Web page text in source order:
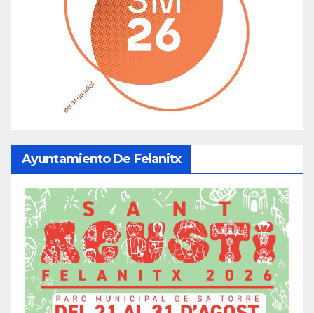
Ayuntamiento De Felanitx